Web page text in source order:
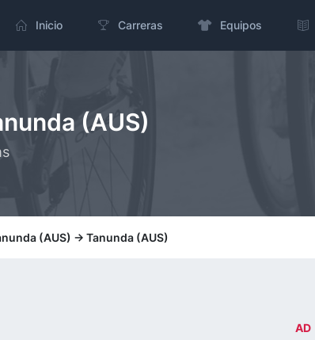
Inicio Carreras Equipos
(AUS)
(AUS) -> Tanunda (AUS)
AD